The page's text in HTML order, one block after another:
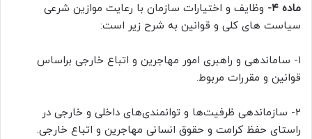
ماده ۴-
وظایف و اختیارات سازمان با رعایت موازین شرعی
سیاست های کلی و قوانین به شرح زیر است:
۱- ساماندهی و راهبری امور مهاجرین و اتباع خارجی براساس
قوانین و مقررات مربوط.
۲- سازماندهی ظرفیت‌ها و توانمندی‌های داخلی و خارجی در
راستای حفظ کرامت و حقوق انسانی مهاجرین و اتباع خارجی.